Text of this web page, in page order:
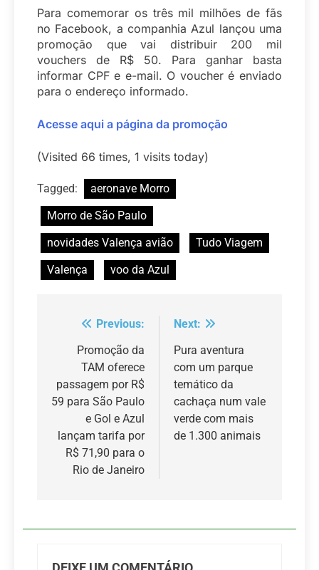
Para comemorar os três mil milhões de fãs
no Facebook, a companhia Azul lançou uma
promoção que vai distribuir 200 mil
vouchers de R$ 50. Para ganhar basta
informar CPF e e-mail. O voucher é enviado
para o endereço informado.
Acesse aqui a página da promoção
(Visited 66 times, 1 visits today)
Tagged:
aeronave Morro
Morro de São Paulo
novidades Valença avião
Tudo Viagem
Valença
voo da Azul
Navegação
Post
Previous:
Promoção da
TAM oferece
passagem por R$
59 para São Paulo
e Gol e Azul
lançam tarifa por
R$ 71,90 para o
Rio de Janeiro
Next:
Pura aventura
com um parque
temático da
cachaça num vale
verde com mais
de 1.300 animais